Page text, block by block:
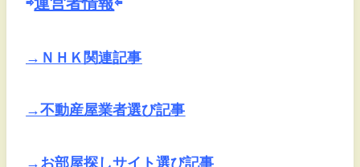
⇨運営者情報⇦
→ＮＨＫ関連記事
→不動産屋業者選び記事
→お部屋探しサイト選び記事